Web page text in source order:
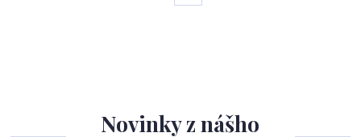
Novinky z nášho